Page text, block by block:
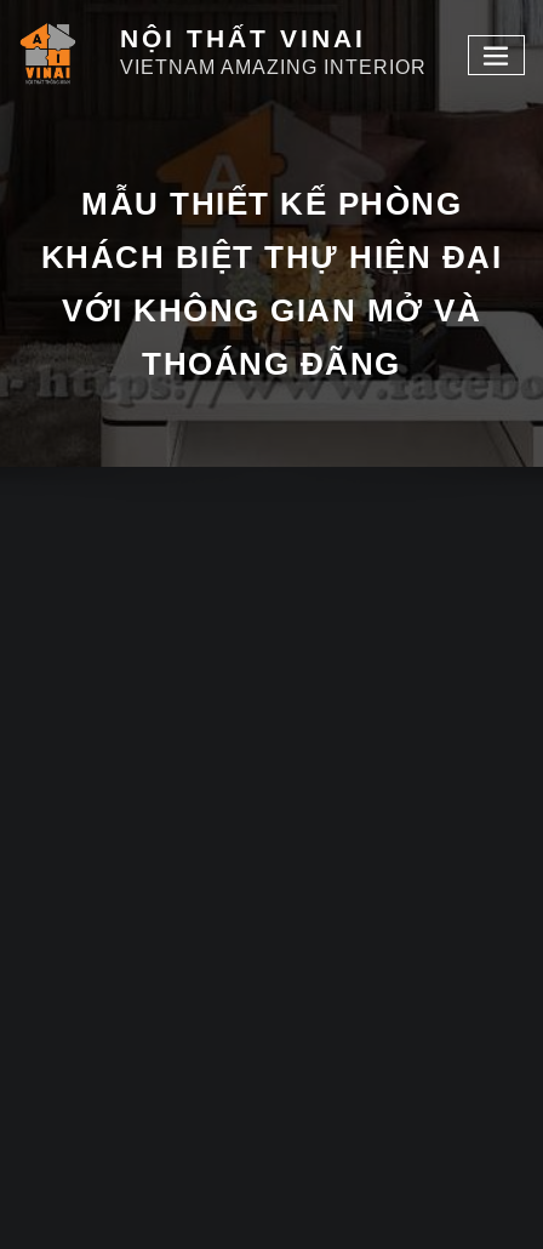
NỘI THẤT VINAI
VIETNAM AMAZING INTERIOR
MẪU THIẾT KẾ PHÒNG
KHÁCH BIỆT THỰ HIỆN ĐẠI
VỚI KHÔNG GIAN MỞ VÀ
THOÁNG ĐÃNG